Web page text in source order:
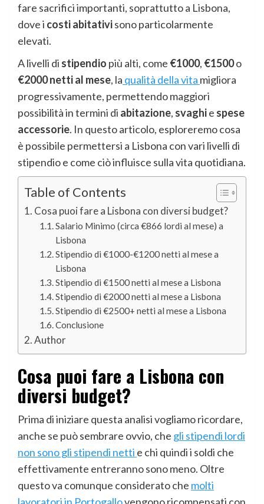
fare sacrifici importanti, soprattutto a Lisbona,
dove i costi abitativisono particolarmente
elevati.
A livelli di stipendio più alti, come €1000, €1500o
€2000 netti al mese, la qualità della vita migliora
progressivamente, permettendo maggiori
possibilità in termini di abitazione, svaghie spese
accessorie. In questo articolo, esploreremo cosa
è possibile permettersi a Lisbona con vari livelli di
stipendio e come ciò influisce sulla vita quotidiana.
Table of Contents
Cosa puoi fare a Lisbona con diversi budget?
Salario Minimo (circa €866 lordi al mese) a
Lisbona
Stipendio di €1000-€1200 netti al mese a
Lisbona
Stipendio di €1500 netti al mese a Lisbona
Stipendio di €2000 netti al mese a Lisbona
Stipendio di €2500+ netti al mese a Lisbona
Conclusione
Author
Cosa puoi fare a Lisbona con
diversi budget?
Prima di iniziare questa analisi vogliamo ricordare,
anche se può sembrare ovvio, che gli stipendi lordi
non sono gli stipendi netti e chi quindi i soldi che
effettivamente entreranno sono meno. Oltre
questo va comunque considerato che molti